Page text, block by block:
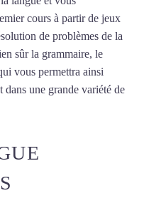
cours à partir de jeux
de problèmes de la
sûr la grammaire, le
vous permettra ainsi
dans une grande variété de